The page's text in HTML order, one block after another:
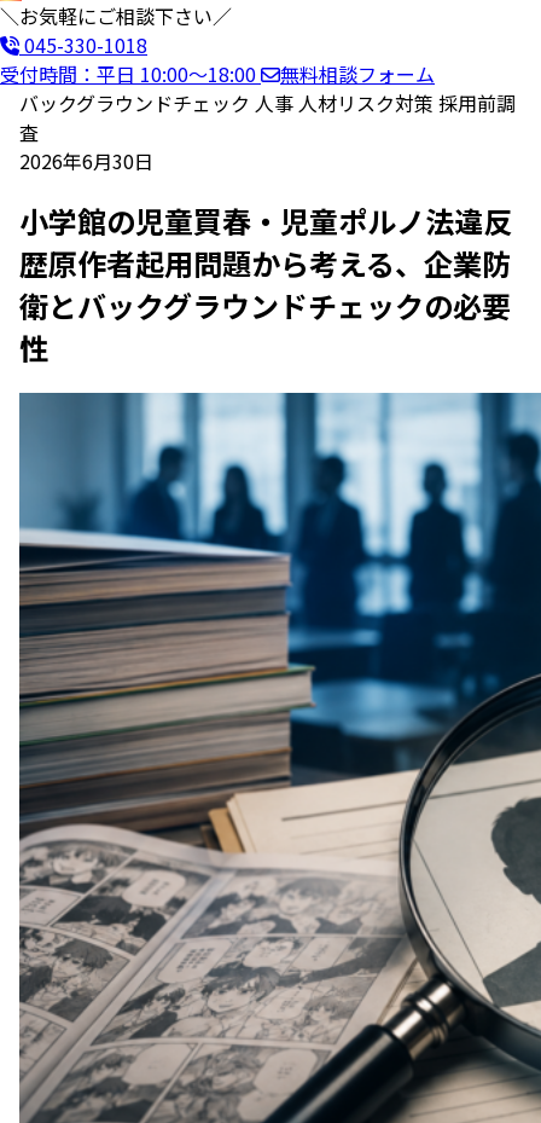
＼お気軽にご相談下さい／
045-330-1018
受付時間：平日 10:00〜18:00
無料相談フォーム
バックグラウンドチェック 人事 人材リスク対策 採用前調
査
2026年6月30日
小学館の児童買春・児童ポルノ法違反
歴原作者起用問題から考える、企業防
衛とバックグラウンドチェックの必要
性